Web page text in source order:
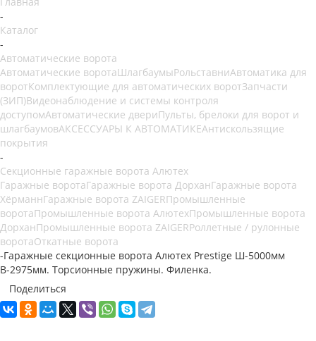
-
Каталог
-
Автоматические ворота
Автоматические воротаШлагбаумыРольставниАвтоматика для
воротКомплектующие для автоматических воротЗапчасти
(ЗИП)Видеонаблюдение и системы контроля
доступомАвтоматические двериПульты, брелоки для ворот и
шлагбаумовАКСЕССУАРЫ К АВТОМАТИКЕАнтискользящие
покрытия
-
Секционные гаражные ворота Алютех
Гаражные воротаГаражные ворота ДорханГаражные ворота
ХёрманнГаражные ворота ZAIGERПромышленные
воротаПромышленные ворота АлютехПромышленные ворота
ДорханПромышленные ворота ZAIGERРоллетные / рулонные
воротаОткатные ворота
-Гаражные секционные ворота Алютех Prestige Ш-5000мм
В-2975мм. Торсионные пружины. Филенка.
Поделиться